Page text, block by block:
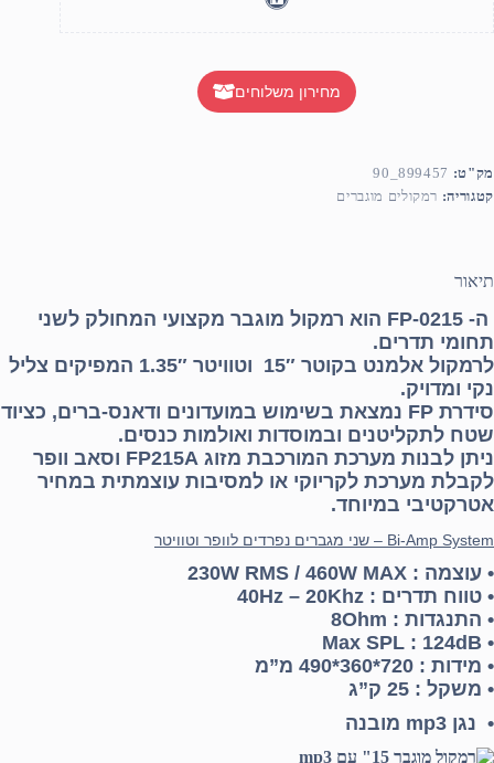
מחירון משלוחים
מק"ט: 899457_90
קטגוריה: רמקולים מוגברים
תיאור
ה- FP-0215 הוא רמקול מוגבר מקצועי המחולק לשני
תחומי תדרים.
לרמקול אלמנט בקוטר 15″ וטוויטר 1.35″ המפיקים צליל
נקי ומדויק.
סידרת FP נמצאת בשימוש במועדונים ודאנס-ברים, כציוד
שטח לתקליטנים ובמוסדות ואולמות כנסים.
ניתן לבנות מערכת המורכבת מזוג FP215A וסאב וופר
לקבלת מערכת לקריוקי או למסיבות עוצמתית במחיר
אטרקטיבי במיוחד.
Bi-Amp System – שני מגברים נפרדים לוופר וטוויטר
• עוצמה : 230W RMS / 460W MAX
• טווח תדרים : 40Hz – 20Khz
• התנגדות : 8Ohm
• Max SPL : 124dB
• מידות : 720*360*490 מ”מ
• משקל : 25 ק”ג
• נגן mp3 מובנה